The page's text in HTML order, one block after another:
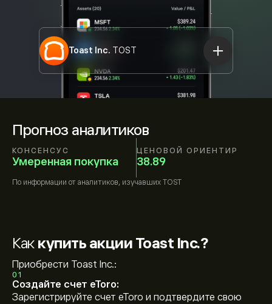
Прогноз аналитиков
КОНСЕНСУС
Умеренная покупка
ЦЕНОВОЙ ОРИЕНТИР
38.89
По информации от аналитиков, изучавших TOST
Toast Inc. TOST
Как купить акции Toast Inc.?
Приобрести Toast Inc.:
01
Создайте счет eToro:
Зарегистрируйте счет eToro и подтвердите свою